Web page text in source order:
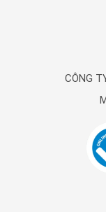
CÔNG